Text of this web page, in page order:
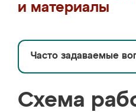
и материалы
Часто задаваемые
Схема